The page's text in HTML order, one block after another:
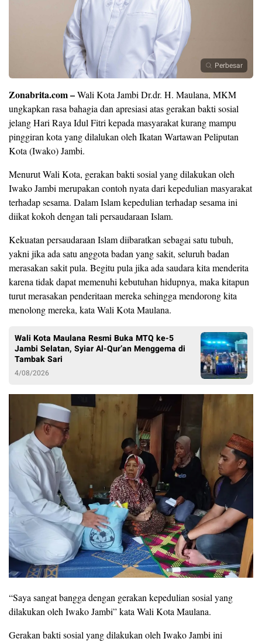
Perbesar
Zonabrita.com –Wali Kota Jambi Dr.dr. H. Maulana, MKM
ungkapkan rasa bahagia dan apresiasi atas gerakan bakti sosial
jelang Hari Raya Idul Fitri kepada masyarakat kurang mampu
pinggiran kota yang dilalukan oleh Ikatan Wartawan Peliputan
Kota (Iwako) Jambi.
Menurut Wali Kota, gerakan bakti sosial yang dilakukan oleh
Iwako Jambi merupakan contoh nyata dari kepedulian masyarakat
terhadap sesama. Dalam Islam kepedulian terhadap sesama ini
diikat kokoh dengan tali persaudaraan Islam.
Kekuatan persaudaraan Islam diibaratkan sebagai satu tubuh,
yakni jika ada satu anggota badan yang sakit, seluruh badan
merasakan sakit pula. Begitu pula jika ada saudara kita menderita
karena tidak dapat memenuhi kebutuhan hidupnya, maka kitapun
turut merasakan penderitaan mereka sehingga mendorong kita
menolong mereka, kata Wali Kota Maulana.
Wali Kota Maulana Resmi Buka MTQ ke-5
Jambi Selatan, Syiar Al-Qur’an Menggema di
Tambak Sari
4/08/2026
“Saya sangat bangga dengan gerakan kepedulian sosial yang
dilakukan oleh Iwako Jambi” kata Wali Kota Maulana.
Gerakan bakti sosial yang dilakukan oleh Iwako Jambi ini